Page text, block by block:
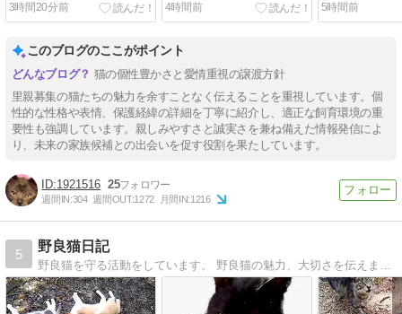
3時間20分前
4時間前
5時間前
このブログのここがポイント
猫の個性豊かさと愛情重視の譲渡方針
里親募集の猫たちの魅力を余すことなく伝えることを重視しています。個
性的な性格や表情、保護経緯の詳細を丁寧に紹介し、適正な飼育環境の重
要性も強調しています。親しみやすさと誠実さを兼ね備えた情報発信によ
り、未来の家族候補との出会いを促す役割を果たしています。
1921516 25
週間IN:304 週間OUT:1272 月間IN:1216
5
野良猫日記